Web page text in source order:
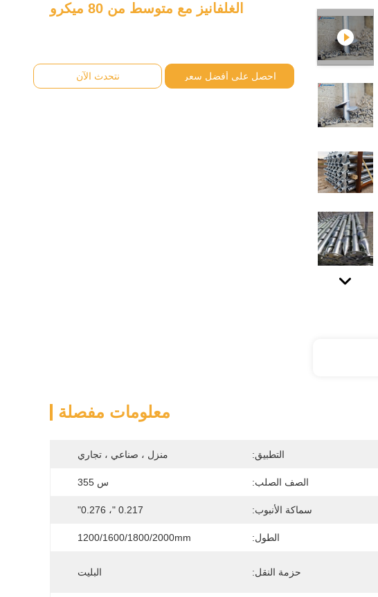
الغلفانيز مع متوسط من 80 ميكرو
احصل على أفضل سعر نتحدث الآن
معلومات مفصلة
التطبيق: منزل ، صناعي ، تجاري
الصف الصلب: س 355
سماكة الأنبوب: 0.217 "، 0.276"
الطول: 1200/1600/1800/2000mm
حزمة النقل: البليت